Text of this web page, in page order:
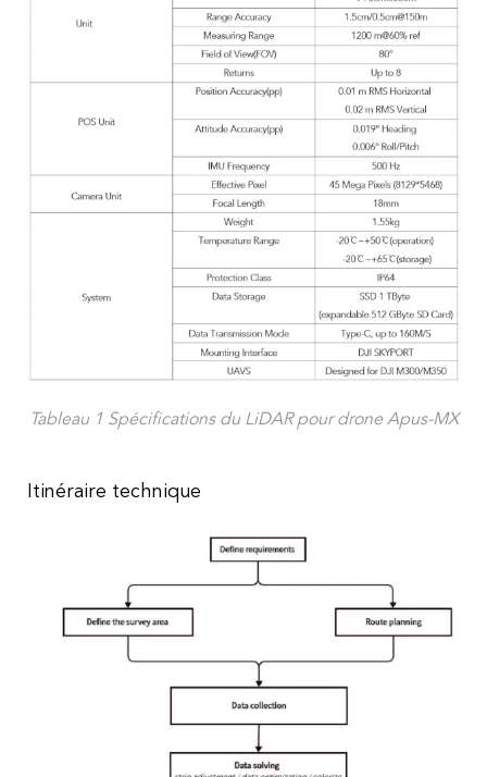
Tableau 1 Spécifications du LiDAR pour drone Apus-MX
Itinéraire technique